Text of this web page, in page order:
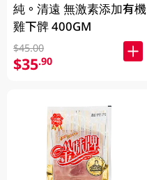
純。清遠 無激素添加有機
雞下髀 400GM
$45.00
$35.90